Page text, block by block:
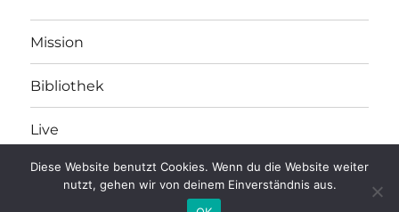
Mission
Bibliothek
Live
legonomics Impressum/Datenschutz/
Diese Website benutzt Cookies. Wenn du die Website weiter
nutzt, gehen wir von deinem Einverständnis aus.